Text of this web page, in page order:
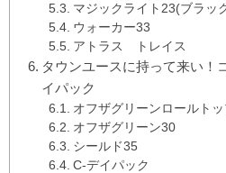
マジックライト23(ブラッ
ウォーカー33
アトラス トレイス
タウンユースに持って来い！
イパック
オフザグリーンロールトッ
オフザグリーン30
シールド35
C-デイパック